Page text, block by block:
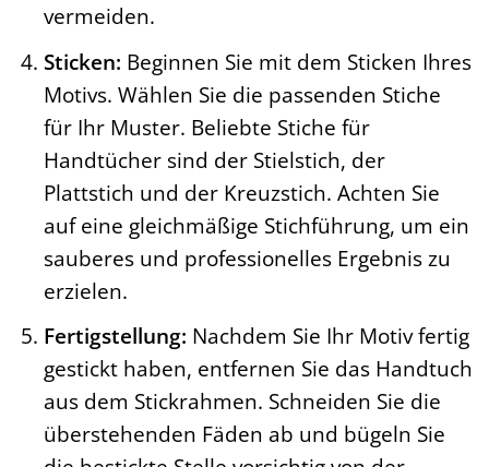
vermeiden.
Sticken: Beginnen Sie mit dem Sticken Ihres
Motivs. Wählen Sie die passenden Stiche
für Ihr Muster. Beliebte Stiche für
Handtücher sind der Stielstich, der
Plattstich und der Kreuzstich. Achten Sie
auf eine gleichmäßige Stichführung, um ein
sauberes und professionelles Ergebnis zu
erzielen.
Fertigstellung: Nachdem Sie Ihr Motiv fertig
gestickt haben, entfernen Sie das Handtuch
aus dem Stickrahmen. Schneiden Sie die
überstehenden Fäden ab und bügeln Sie